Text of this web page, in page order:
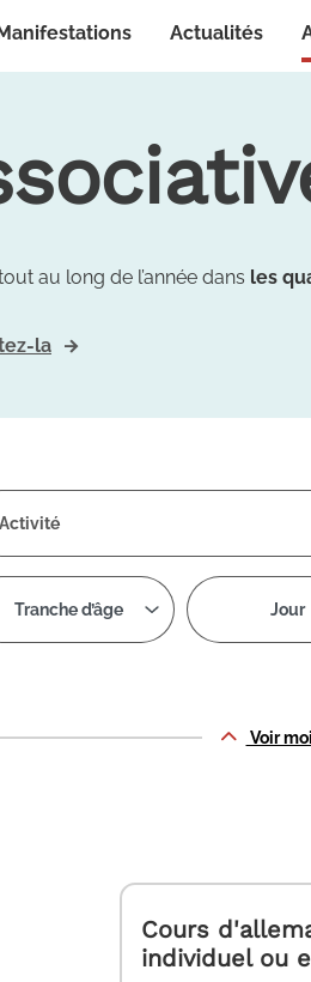
Manifestations Actualités
au long de l’année dans les
la
Activité
Tranche d’âge Jour
Voir
Cours
individuel ou